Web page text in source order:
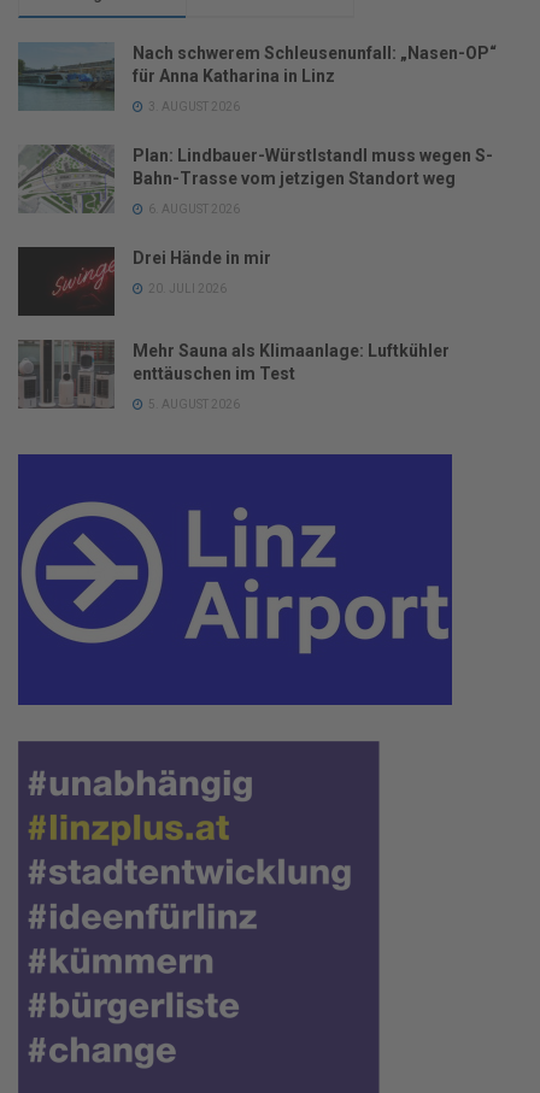
Nach schwerem Schleusenunfall: „Nasen-OP“
für Anna Katharina in Linz
3. AUGUST 2026
Plan: Lindbauer-Würstlstandl muss wegen S-
Bahn-Trasse vom jetzigen Standort weg
6. AUGUST 2026
Drei Hände in mir
20. JULI 2026
Mehr Sauna als Klimaanlage: Luftkühler
enttäuschen im Test
5. AUGUST 2026